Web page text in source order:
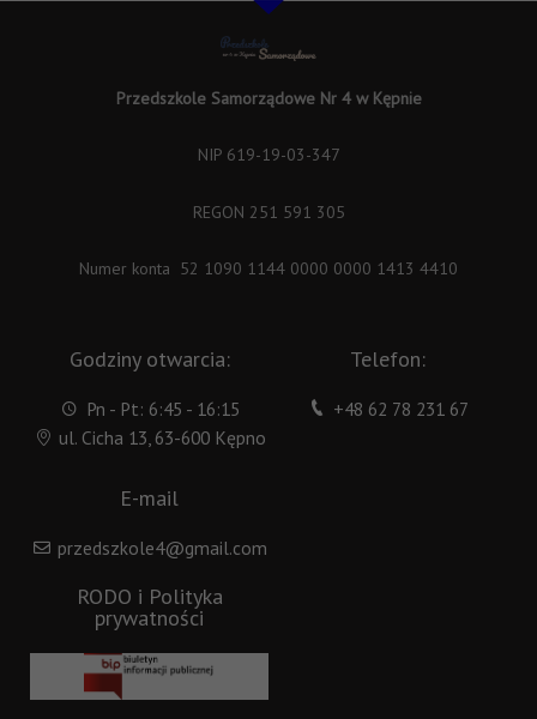
Przedszkole Samorządowe Nr 4 w Kępnie
NIP 619-19-03-347
REGON 251 591 305
Numer konta 52 1090 1144 0000 0000 1413 4410
Godziny otwarcia:
Pn - Pt: 6:45 - 16:15
ul. Cicha 13, 63-600 Kępno
Telefon:
+48 62 78 231 67
E-mail
przedszkole4@gmail.com
RODO i Polityka
prywatności